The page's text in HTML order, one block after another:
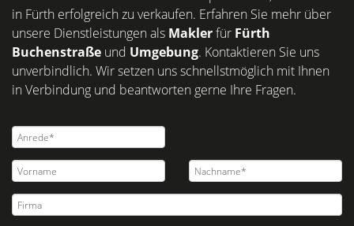
in Fürth erfolgreich zu verkaufen. Erfahren Sie mehr über
unsere Dienstleistungen als Maklerfür Fürth
Buchenstraße und Umgebung. Kontaktieren Sie uns
unverbindlich. Wir setzen uns schnellstmöglich mit Ihnen
in Verbindung und beantworten gerne Ihre Fragen.